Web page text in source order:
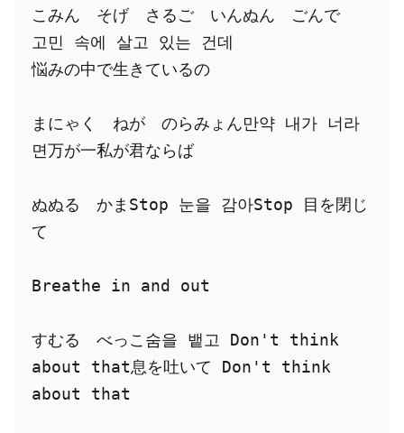
こみん　そげ　さるご　いんぬん　ごんで
고민 속에 살고 있는 건데
悩みの中で生きているの
まにゃく　ねが　のらみょん만약 내가 너라
면万が一私が君ならば
ぬぬる　かまStop 눈을 감아Stop 目を閉じ
て
Breathe in and out
すむる　べっこ숨을 뱉고 Don't think
about that息を吐いて Don't think
about that